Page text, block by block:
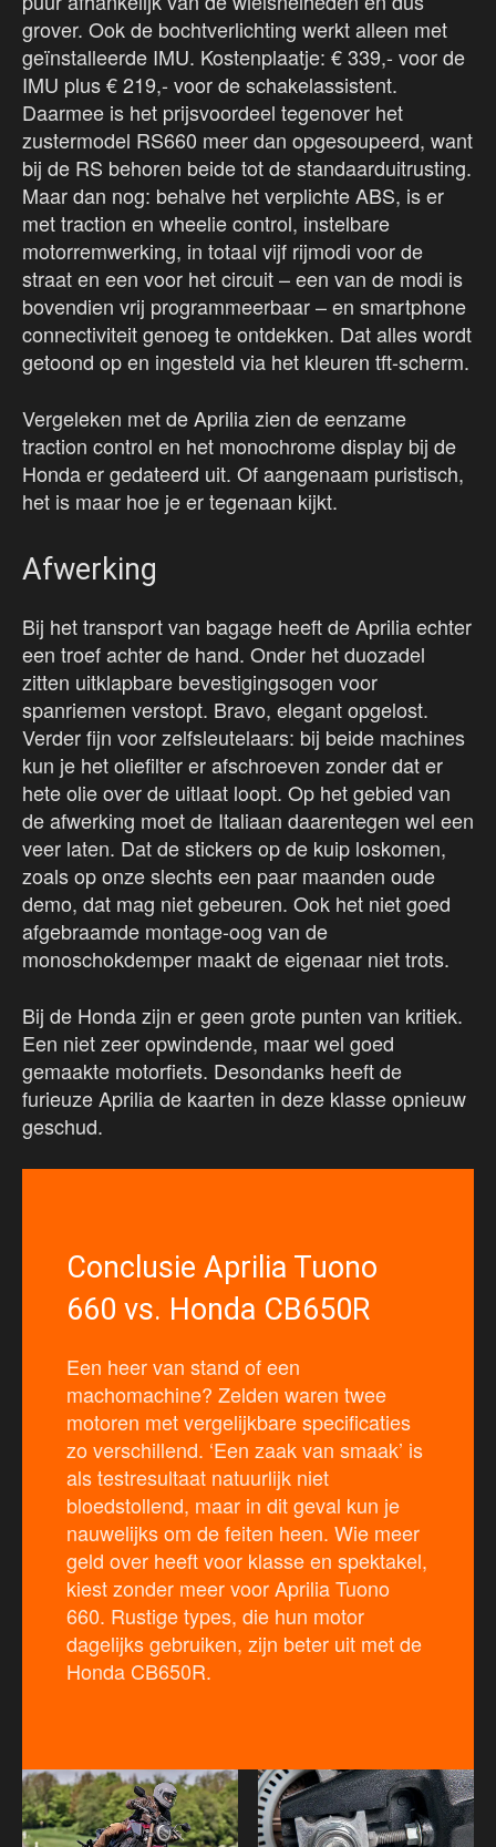
grover. Ook de bochtverlichting werkt alleen met
geïnstalleerde IMU. Kostenplaatje: € 339,- voor de
IMU plus € 219,- voor de schakelassistent.
Daarmee is het prijsvoordeel tegenover het
zustermodel RS660 meer dan opgesoupeerd, want
bij de RS behoren beide tot de standaarduitrusting.
Maar dan nog: behalve het verplichte ABS, is er
met traction en wheelie control, instelbare
motorremwerking, in totaal vijf rijmodi voor de
straat en een voor het circuit – een van de modi is
bovendien vrij programmeerbaar – en smartphone
connectiviteit genoeg te ontdekken. Dat alles wordt
getoond op en ingesteld via het kleuren tft-scherm.
Vergeleken met de Aprilia zien de eenzame
traction control en het monochrome display bij de
Honda er gedateerd uit. Of aangenaam puristisch,
het is maar hoe je er tegenaan kijkt.
Afwerking
Bij het transport van bagage heeft de Aprilia echter
een troef achter de hand. Onder het duozadel
zitten uitklapbare bevestigingsogen voor
spanriemen verstopt. Bravo, elegant opgelost.
Verder fijn voor zelfsleutelaars: bij beide machines
kun je het oliefilter er afschroeven zonder dat er
hete olie over de uitlaat loopt. Op het gebied van
de afwerking moet de Italiaan daarentegen wel een
veer laten. Dat de stickers op de kuip loskomen,
zoals op onze slechts een paar maanden oude
demo, dat mag niet gebeuren. Ook het niet goed
afgebraamde montage-oog van de
monoschokdemper maakt de eigenaar niet trots.
Bij de Honda zijn er geen grote punten van kritiek.
Een niet zeer opwindende, maar wel goed
gemaakte motorfiets. Desondanks heeft de
furieuze Aprilia de kaarten in deze klasse opnieuw
geschud.
Conclusie Aprilia Tuono
660 vs. Honda CB650R
Een heer van stand of een
machomachine? Zelden waren twee
motoren met vergelijkbare specificaties
zo verschillend. ‘Een zaak van smaak’ is
als testresultaat natuurlijk niet
bloedstollend, maar in dit geval kun je
nauwelijks om de feiten heen. Wie meer
geld over heeft voor klasse en spektakel,
kiest zonder meer voor Aprilia Tuono
660. Rustige types, die hun motor
dagelijks gebruiken, zijn beter uit met de
Honda CB650R.